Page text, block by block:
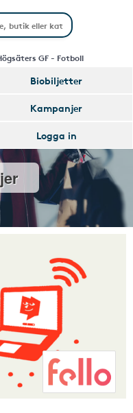
GF - Fotboll
Biobiljetter
Kampanjer
Logga in